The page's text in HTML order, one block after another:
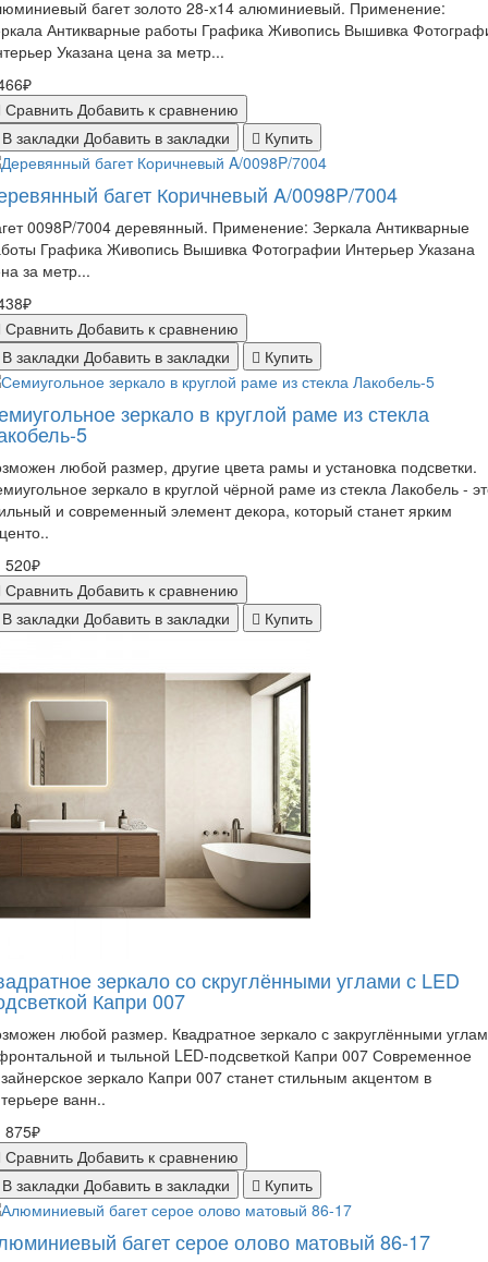
багет золото 28-х14 алюминиевый. Применение:
Антикварные работы Графика Живопись Вышивка
Указана цена за метр...
Сравнить Добавить к сравнению
закладки Добавить в закладки Купить
багет Коричневый A/0098P/7004
0098P/7004 деревянный. Применение: Зеркала Антикварные
Графика Живопись Вышивка Фотографии Интерьер Указана
за метр...
Сравнить Добавить к сравнению
закладки Добавить в закладки Купить
зеркало в круглой раме из стекла
5
любой размер, другие цвета рамы и установка подсветки.
зеркало в круглой чёрной раме из стекла Лакобель -
и современный элемент декора, который станет ярким
520₽
Сравнить Добавить к сравнению
закладки Добавить в закладки Купить
зеркало со скруглёнными углами с LED
Капри 007
любой размер. Квадратное зеркало с закруглёнными
и тыльной LED-подсветкой Капри 007 Современное
зеркало Капри 007 станет стильным акцентом в
ванн..
875₽
Сравнить Добавить к сравнению
закладки Добавить в закладки Купить
багет серое олово матовый 86-17